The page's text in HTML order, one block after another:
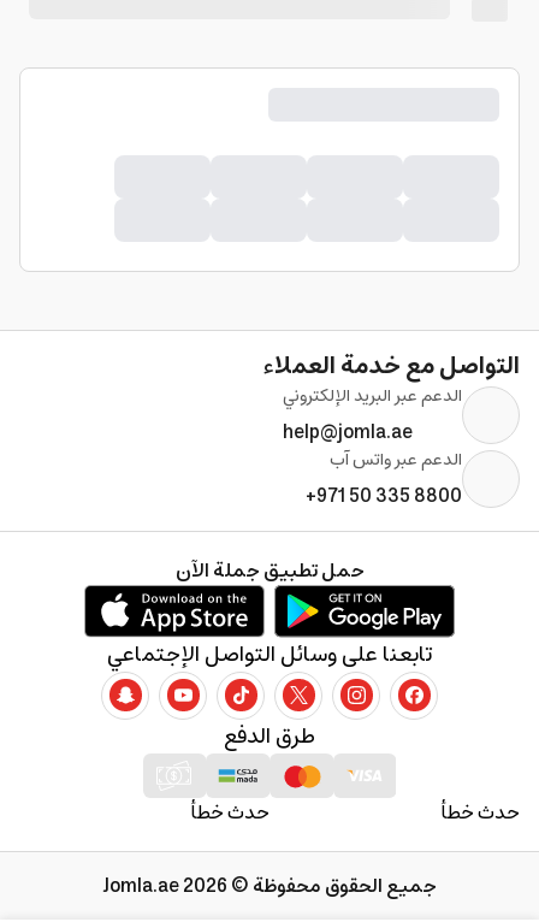
التواصل مع خدمة العملاء
الدعم عبر البريد الإلكتروني
help@jomla.ae
الدعم عبر واتس آب
+971 50 335 8800
حدث خطأ حدث خطأ
طرق الدفع
تابعنا على وسائل التواصل الإجتماعي
حمل تطبيق جملة الآن
جميع الحقوق محفوظة © 2026 Jomla.ae